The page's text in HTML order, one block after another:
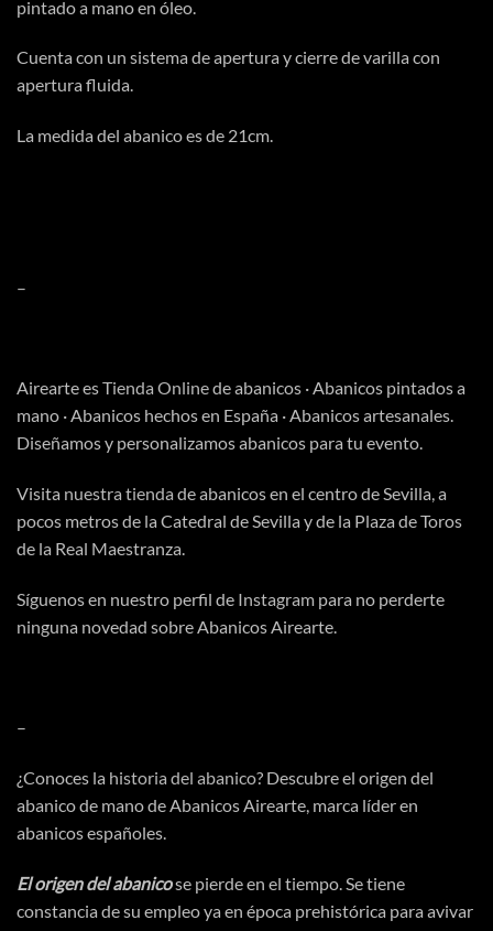
pintado a mano en óleo.
Cuenta con un sistema de apertura y cierre de varilla con
apertura fluida.
La medida del abanico es de 21cm.
–
Airearte esTienda Onlinede abanicos · Abanicos pintados a
mano · Abanicos hechos en España · Abanicos artesanales.
Diseñamos y personalizamos abanicos para tu evento.
Visita nuestra tienda de abanicos en el centro de Sevilla, a
pocos metros de la Catedral de Sevilla y de la Plaza de Toros
de la Real Maestranza.
Síguenos en nuestro perfil de Instagram para no perderte
ninguna novedad sobre Abanicos Airearte.
–
¿Conoces la historia del abanico? Descubre el origen del
abanico de mano de Abanicos Airearte, marca líder en
abanicos españoles.
El origen del abanicose pierde en el tiempo. Se tiene
constancia de su empleo ya en época prehistórica para avivar